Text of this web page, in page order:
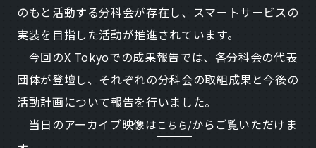
のもと活動する分科会が存在し、スマートサービスの
実装を目指した活動が推進されています。
今回のX Tokyoでの成果報告では、各分科会の代表
団体が登壇し、それぞれの分科会の取組成果と今後の
活動計画について報告を行いました。
当日のアーカイブ映像は こちら/からご覧いただけま